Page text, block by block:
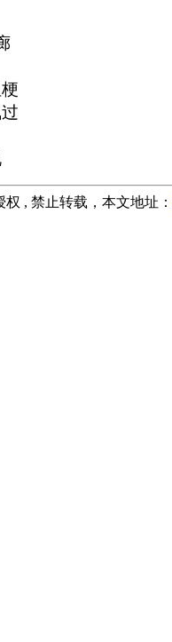
, 禁止转载，本文地址：